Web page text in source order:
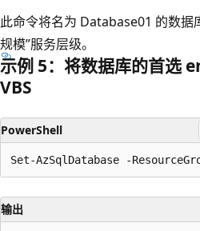
此命令将名为 Database01 的数据
规模”服务层级。
示例 5：将数据库的首选
VBS
PowerShell
输出